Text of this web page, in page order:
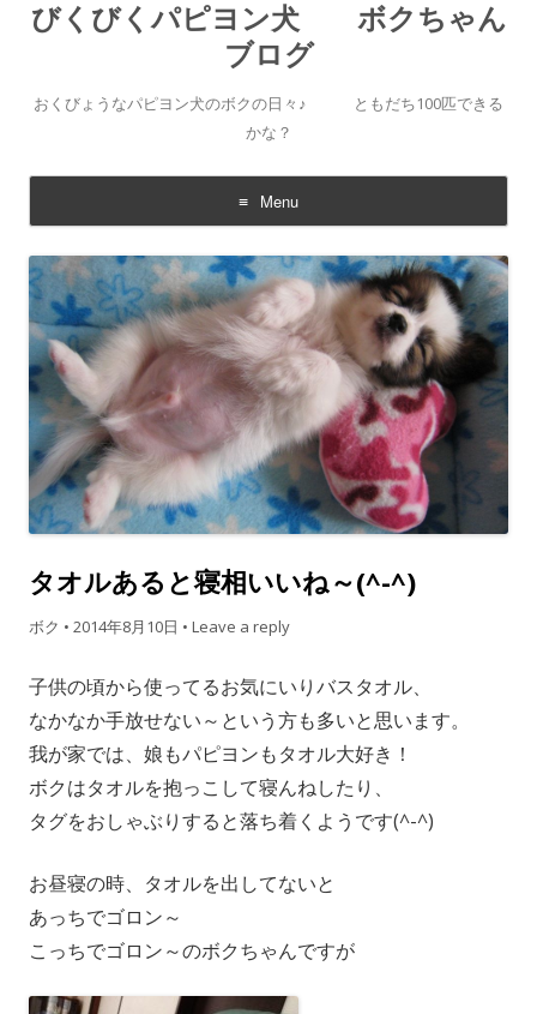
びくびくパピヨン犬 ボクちゃん
ブログ
おくびょうなパピヨン犬のボクの日々♪ ともだち100匹できる
かな？
Menu
Skip to content
タオルあると寝相いいね～(^-^)
ボク • 2014年8月10日 • Leave a reply
子供の頃から使ってるお気にいりバスタオル、
なかなか手放せない～という方も多いと思います。
我が家では、娘もパピヨンもタオル大好き！
ボクはタオルを抱っこして寝んねしたり、
タグをおしゃぶりすると落ち着くようです(^-^)
お昼寝の時、タオルを出してないと
あっちでゴロン～
こっちでゴロン～のボクちゃんですが